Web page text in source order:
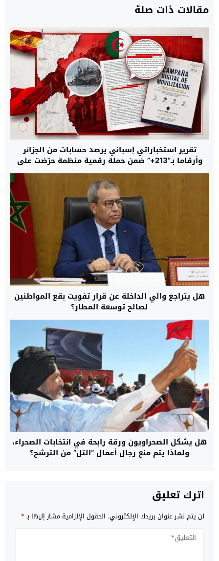
مقالات ذات صلة
تقرير استخباراتي إسباني يرصد حسابات من الجزائر
وأرقاما بـ”213+” ضمن حملة رقمية منظمة حرّضت على
اقتحام سبتة
هل يتراجع والي الداخلة عن قرار تفويت بقع المواطنين
لصالح توسعة المطار؟
هل يشكل الصحراويون ورقة رابحة في انتخابات الصحراء،
ولماذا يتم منع رجال أعمال “التل” من الترشح؟
اترك تعليق
لن يتم نشر عنوان بريدك الإلكتروني. الحقول الإلزامية مشار إليها بـ*